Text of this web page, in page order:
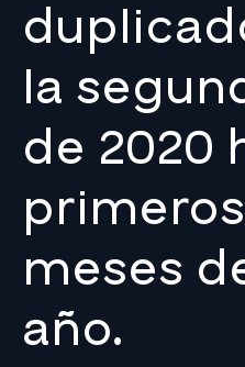
la
de 2020
meses
año.